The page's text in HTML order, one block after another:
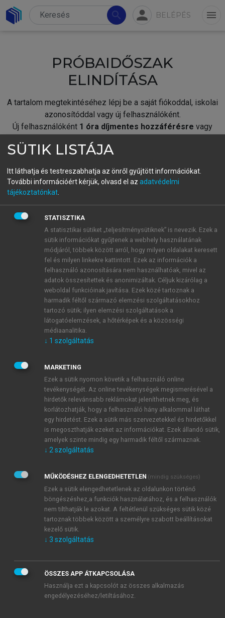
search person BELÉPÉS menu
PRÓBAIDŐSZAK
ELINDÍTÁSA
A tartalom megtekintéséhez lépj be a saját fiókoddal, iskolai
azonosítóddal vagy új felhasználóként.
Új felhasználóként 1 óra díjmentes hozzáférésre vagy
fiókoddal,vagy hozz létre új fiókot.
A regisztráció után apróbaidőszakautomatikusan
BELÉPÉS SAJÁT FIÓKKAL
ÚJ FIÓK LÉTREHOZÁSA
1 óra díjmentes hozzáférés
E-MAIL-CÍM
JELSZÓ
JELSZÓ ÚJRA
Kérek értesítést a MeRSZ újdonságairól, akcióiról.
Kérek értesítést az Akadémiai Kiadó Zrt. újdonságairól,
Adatkezelési tájékoztatóbanfoglaltakat tudomásul
veszem és elfogadom.
Általános vásárlási feltételeket, valamint a szotar.netés a
mersz.huoldalak licencszerződéseiben foglaltakat
tudomásul veszem és elfogadom.
KIPRÓBÁLOM
SÜTIK LISTÁJA
Itt láthatja és testreszabhatja az önről gyűjtött információkat.
További információért kérjük, olvasd el az adatvédelmi
tájékoztatónkat
STATISZTIKA
A statisztikai sütiket „teljesítménysütiknek” is nevezik. Ezek a
sütik információkat gyűjtenek a webhely használatának
módjáról, többek között arról, hogy milyen oldalakat keresett
fel és milyen linkekre kattintott. Ezek az információk a
felhasználó azonosítására nem használhatóak, mivel az
adatok összesítettek és anonimizáltak. Céljuk kizárólag a
weboldal funkcióinak javítása. Ezek közé tartoznak a
harmadik féltől származó elemzési szolgáltatásokhoz
tartozó sütik; ilyen elemzési szolgáltatások a
látogatóelemzések, a hőtérképek és a közösségi
médiaanalitika.
↓ 1 szolgáltatás
MARKETING
Ezek a sütik nyomon követik a felhasználó online
tevékenységét. Az online tevékenységek megismerésével a
hirdetők relevánsabb reklámokat jeleníthetnek meg, és
korlátozhatják, hogy a felhasználó hány alkalommal láthat
egy hirdetést. Ezek a sütik más szervezetekkel és hirdetőkkel
is megoszthatják ezeket az információkat. Ezek állandó sütik,
amelyek szinte mindig egy harmadik féltől származnak.
↓ 2 szolgáltatás
MŰKÖDÉSHEZ ELENGEDHETETLEN (mindig szükséges)
Ezek a sütik elengedhetetlenek az oldalunkon történő
böngészéshez,a funkciók használatához, és a felhasználók
nem tilthatják le azokat. A feltétlenül szükséges sütik közé
tartoznak többek között a személyre szabott beállításokat
kezelő sütik.
↓ 3 szolgáltatás
ÖSSZES APP ÁTKAPCSOLÁSA
Használja ezt a kapcsolót az összes alkalmazás
engedélyezéséhez/letiltásához.